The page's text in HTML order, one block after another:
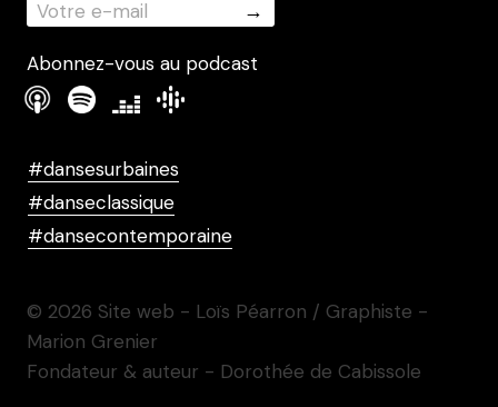
Abonnez-vous au podcast
#dansesurbaines
#danseclassique
#dansecontemporaine
© 2026 Site web - Loïs Péarron / Graphiste -
Marion Grenier
Fondateur & auteur - Dorothée de Cabissole